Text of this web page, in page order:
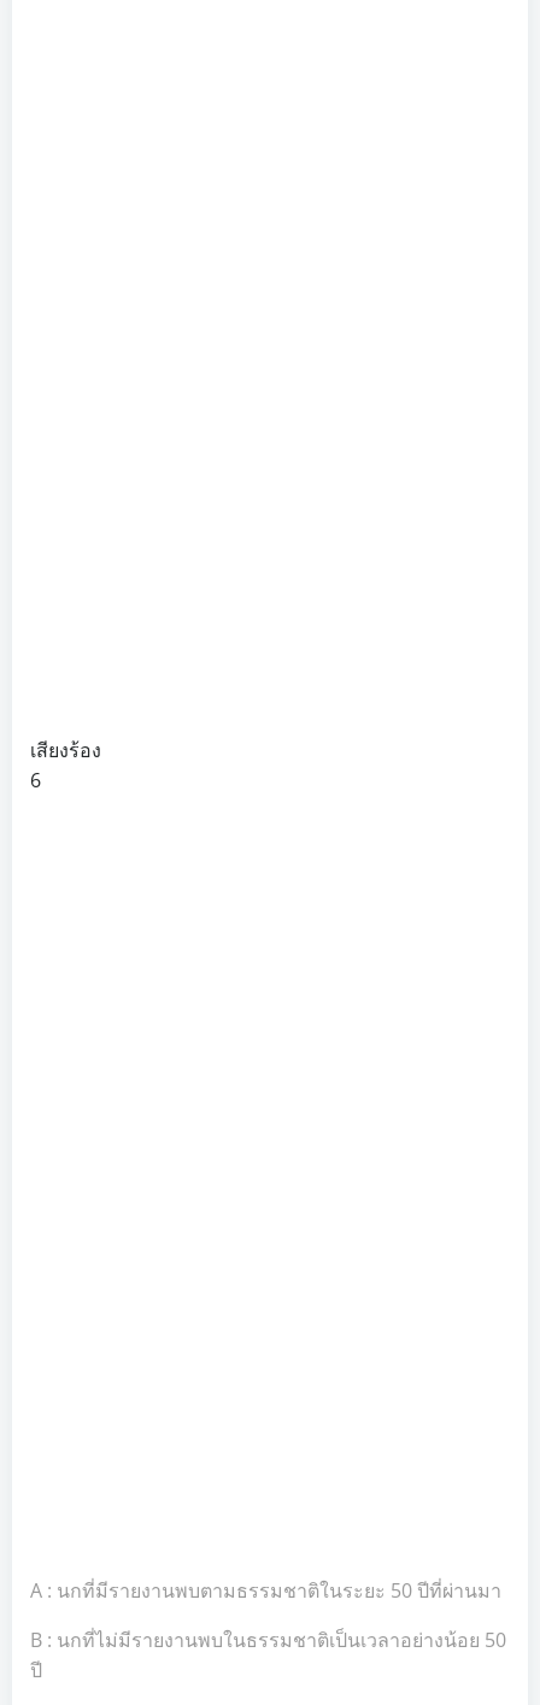
เสียงร้อง
6
A : นกที่มีรายงานพบตามธรรมชาติในระยะ 50 ปีที่ผ่านมา
B : นกที่ไม่มีรายงานพบในธรรมชาติเป็นเวลาอย่างน้อย 50
ปี